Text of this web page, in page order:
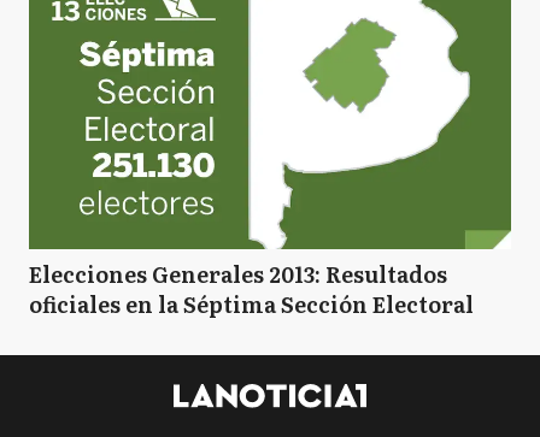
Elecciones Generales 2013: Resultados
oficiales en la Séptima Sección Electoral